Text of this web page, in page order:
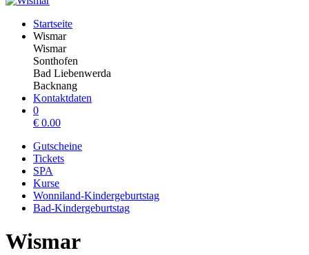
Startseite
Wismar
Wismar
Sonthofen
Bad Liebenwerda
Backnang
Kontaktdaten
0
€ 0.00
Gutscheine
Tickets
SPA
Kurse
Wonniland-Kindergeburtstag
Bad-Kindergeburtstag
Wismar